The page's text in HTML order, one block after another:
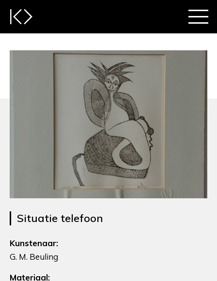
Situatie telefoon
Kunstenaar:
G. M. Beuling
Materiaal: